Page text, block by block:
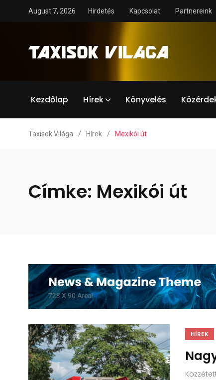
August 7, 2026 Hirdetés Kapcsolat Partnereink
Kezdőlap Hírek Könyvelés
Taxisok Világa / Hírek / Mexikói út
Címke: Mexikói út
HÍREK